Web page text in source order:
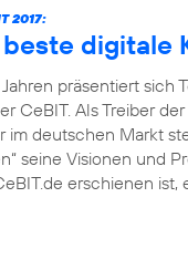
2017:
digitale
präsentiert
CeBIT. Als Treiber
im deutschen Markt
seine Visionen und
erschienen ist,